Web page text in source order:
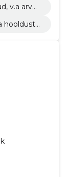
v.a arvut
hoolduste